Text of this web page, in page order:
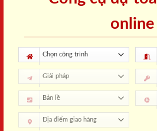
online